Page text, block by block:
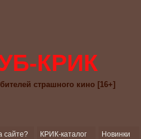
КРИК
страшного кино [16+]
сайте? КРИК-каталог Новинки